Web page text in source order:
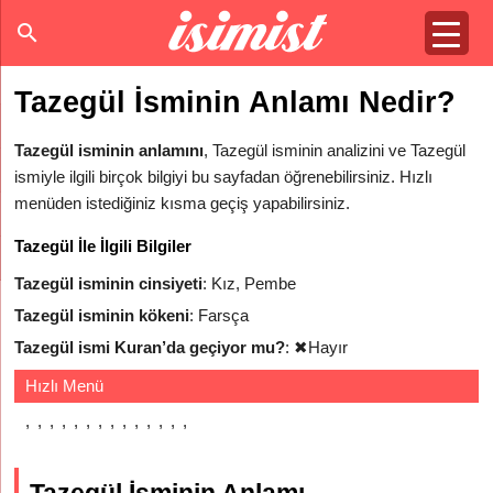
Tazegül İsminin Anlamı Nedir?
Tazegül isminin anlamını, Tazegül isminin analizini ve Tazegül
ismiyle ilgili birçok bilgiyi bu sayfadan öğrenebilirsiniz. Hızlı
menüden istediğiniz kısma geçiş yapabilirsiniz.
Tazegül İle İlgili Bilgiler
Tazegül isminin cinsiyeti: Kız, Pembe
Tazegül isminin kökeni: Farsça
Tazegül ismi Kuran’da geçiyor mu?: ✖Hayır
Hızlı Menü